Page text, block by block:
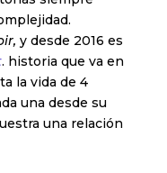
y desde 2016 es
. historia que va en
la vida de 4
una desde su
una relación